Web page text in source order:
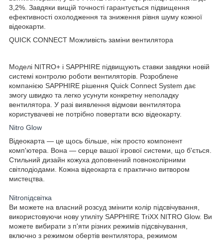
3,2%. Завдяки вищій точності гарантується підвищення
ефективності охолодження та зниження рівня шуму кожної
відеокарти.
QUICK CONNECT Можливість заміни вентилятора
Моделі NITRO+ і SAPPHIRE підвищують ставки завдяки новій
системі контролю роботи вентиляторів. Розроблене
компанією SAPPHIRE рішення Quick Connect System дає
змогу швидко та легко усунути конкретну неполадку
вентилятора. У разі виявлення відмови вентилятора
користувачеві не потрібно повертати всю відеокарту.
Nitro Glow
Відеокарта — це щось більше, ніж просто компонент
комп'ютера. Вона — серце вашої ігрової системи, що б'ється.
Стильний дизайн кожуха доповнений повноколірними
світлодіодами. Кожна відеокарта є практично витвором
мистецтва.
Nitroпідсвітка
Ви можете на власний розсуд змінити колір підсвічування,
використовуючи нову утиліту SAPPHIRE TriXX NITRO Glow. Ви
можете вибирати з п'яти різних режимів підсвічування,
включно з режимом обертів вентилятора, режимом